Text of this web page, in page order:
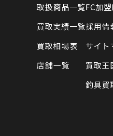
取扱商品一覧
買取実績一覧
買取相場表
店舗一覧
FC加
採用情
サイト
買取王
釣具買